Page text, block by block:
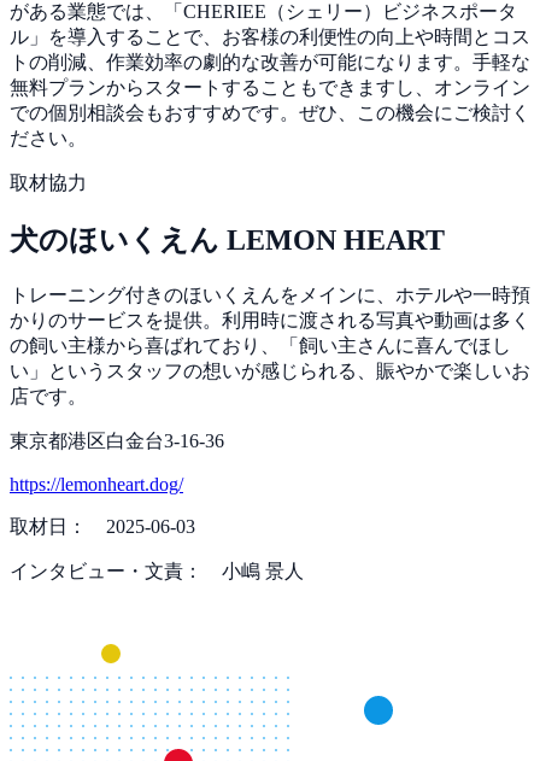
がある業態では、「CHERIEE（シェリー）ビジネスポータ
ル」を導入することで、 お客様の利便性の向上や時間とコス
トの削減、作業効率の劇的な改善が可能になります。手軽な
無料プランからスタートすることもできますし、オンライン
での個別相談会もおすすめです。ぜひ、この機会にご検討く
ださい。
取材協力
犬のほいくえん LEMON HEART
トレーニング付きのほいくえんをメインに、ホテルや一時預
かりのサービスを提供。利用時に渡される写真や動画は多く
の飼い主様から喜ばれており、「飼い主さんに喜んでほし
い」というスタッフの想いが感じられる、賑やかで楽しいお
店です。
東京都港区白金台3-16-36
https://lemonheart.dog/
取材日： 2025-06-03
インタビュー・文責： 小嶋 景人